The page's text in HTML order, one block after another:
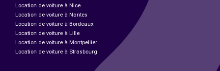
Location de voiture à Nice
Location de voiture à Nantes
Location de voiture à Bordeaux
Location de voiture à Lille
Location de voiture à Montpellier
Location de voiture à Strasbourg